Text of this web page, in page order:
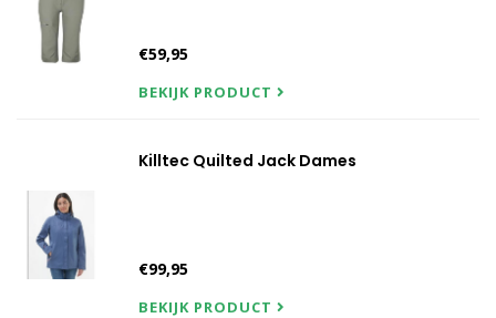
€59,95
BEKIJK PRODUCT
Killtec Quilted Jack Dames
€99,95
BEKIJK PRODUCT